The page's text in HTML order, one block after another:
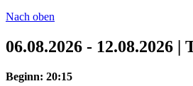
Nach oben
06.08.2026 - 12.08.2026
Beginn: 20:15